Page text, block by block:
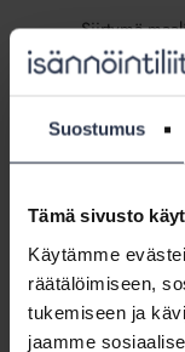
Suostumus
Tämä sivusto
Käytämme
räätälöimiseen,
tukemiseen ja
jaamme
– Siirtymä
hetkellinen
Taloyhtiöiden
kaukolämmön
mittauskertoja
tuloksissa.
hyödyntämisen
talteenoton
Isännöintiliiton